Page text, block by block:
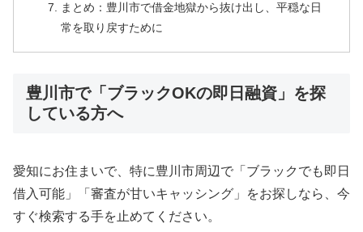
まとめ：豊川市で借金地獄から抜け出し、平穏な日
常を取り戻すために
豊川市で「ブラックOKの即日融資」を探
している方へ
愛知にお住まいで、特に豊川市周辺で「ブラックでも即日
借入可能」「審査が甘いキャッシング」をお探しなら、今
すぐ検索する手を止めてください。